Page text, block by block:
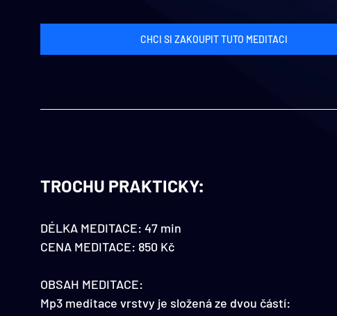
CHCI SI ZAKOUPIT TUTO MEDITACI
TROCHU PRAKTICKY:
DÉLKA MEDITACE: 47 min
CENA MEDITACE: 850 Kč
OBSAH MEDITACE:
Mp3 meditace vrstvy je složená ze dvou částí: